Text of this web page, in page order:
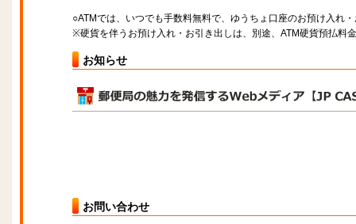
○ATMでは、いつでも手数料無料で、ゆうちょ口座のお預け入れ
※硬貨を伴うお預け入れ・お引き出しは、別途、ATM硬貨預払料
お知らせ
お問い合わせ